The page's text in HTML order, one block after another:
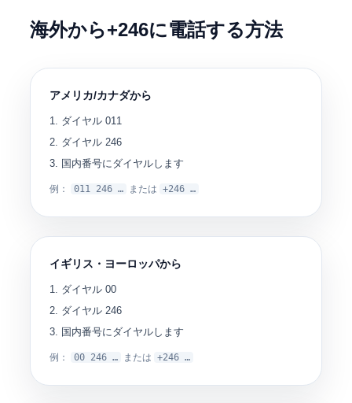
海外から+246に電話する方法
アメリカ/カナダから
ダイヤル011
ダイヤル246
国内番号にダイヤルします
例： 011 246 … または +246 …
イギリス・ヨーロッパから
ダイヤル00
ダイヤル246
国内番号にダイヤルします
例： 00 246 … または +246 …